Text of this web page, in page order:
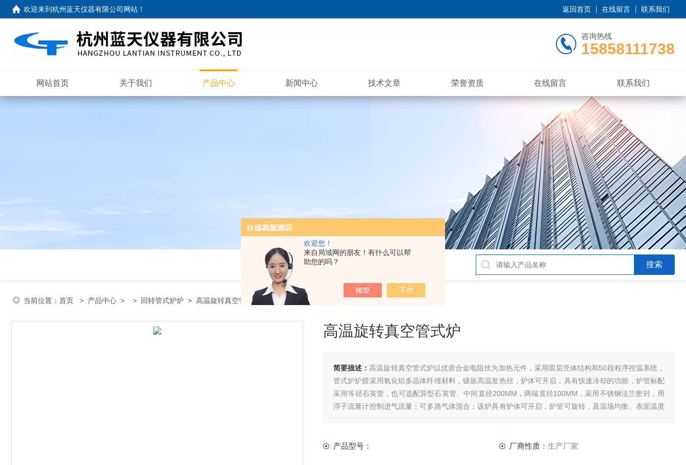
欢迎您！
来自局域网的朋友！有什么可以帮
助您的吗？
欢迎来到杭州蓝天仪器有限公司网站 ！ 返回首页 在线留言 联系我们
咨询热线
15858111738
网站首页 关于我们 产品中心 新闻中心 技术文章 荣誉资质 在线留言 联系我们
当前位置： 首页 > 产品中心 > > 回转管式炉炉 > 高温旋转真空管式炉
高温旋转真空管式炉
简要描述： 高温旋转真空管式炉以优质合金电阻丝为加热元件，采用双层壳体结构和50段程序控温系统，
管式炉炉膛采用氧化铝多晶体纤维材料，镶嵌高温发热丝，炉体可开启，具有快速冷却的功能，炉管标配
采用等径石英管，也可选配异型石英管、中间直径200MM，两端直径100MM，采用不锈钢法兰密封，用
浮子流量计控制进气流量；可多路气体混合；该炉具有炉体可开启，炉管可旋转，及温场均衡、表面温度
产品型号： 厂商性质： 生产厂家